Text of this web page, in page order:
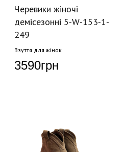
Черевики жіночі
демісезонні 5-W-153-1-
249
Взуття для жінок
3590грн